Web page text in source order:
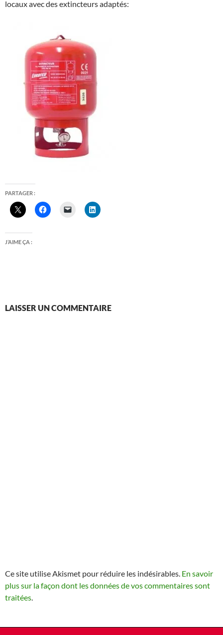
locaux avec des extincteurs adaptés:
PARTAGER :
J’AIME ÇA :
LAISSER UN COMMENTAIRE
Ce site utilise Akismet pour réduire les indésirables. En savoir
plus sur la façon dont les données de vos commentaires sont
traitées